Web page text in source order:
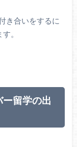
き合いをするに
。
留学の出